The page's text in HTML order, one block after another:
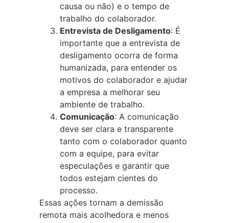
causa ou não) e o tempo de
trabalho do colaborador.
Entrevista de Desligamento: É
importante que a entrevista de
desligamento ocorra de forma
humanizada, para entender os
motivos do colaborador e ajudar
a empresa a melhorar seu
ambiente de trabalho.
Comunicação: A comunicação
deve ser clara e transparente
tanto com o colaborador quanto
com a equipe, para evitar
especulações e garantir que
todos estejam cientes do
processo.
Essas ações tornam a demissão
remota mais acolhedora e menos